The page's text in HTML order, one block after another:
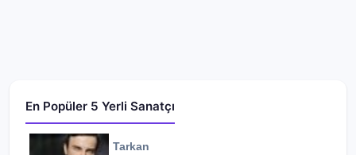
En Popüler 5 Yerli Sanatçı
Tarkan